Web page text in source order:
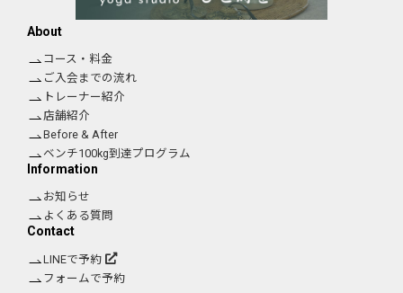
About
コース・料金
ご入会までの流れ
トレーナー紹介
店舗紹介
Before & After
ベンチ100kg到達プログラム
Information
お知らせ
よくある質問
Contact
LINEで予約
フォームで予約